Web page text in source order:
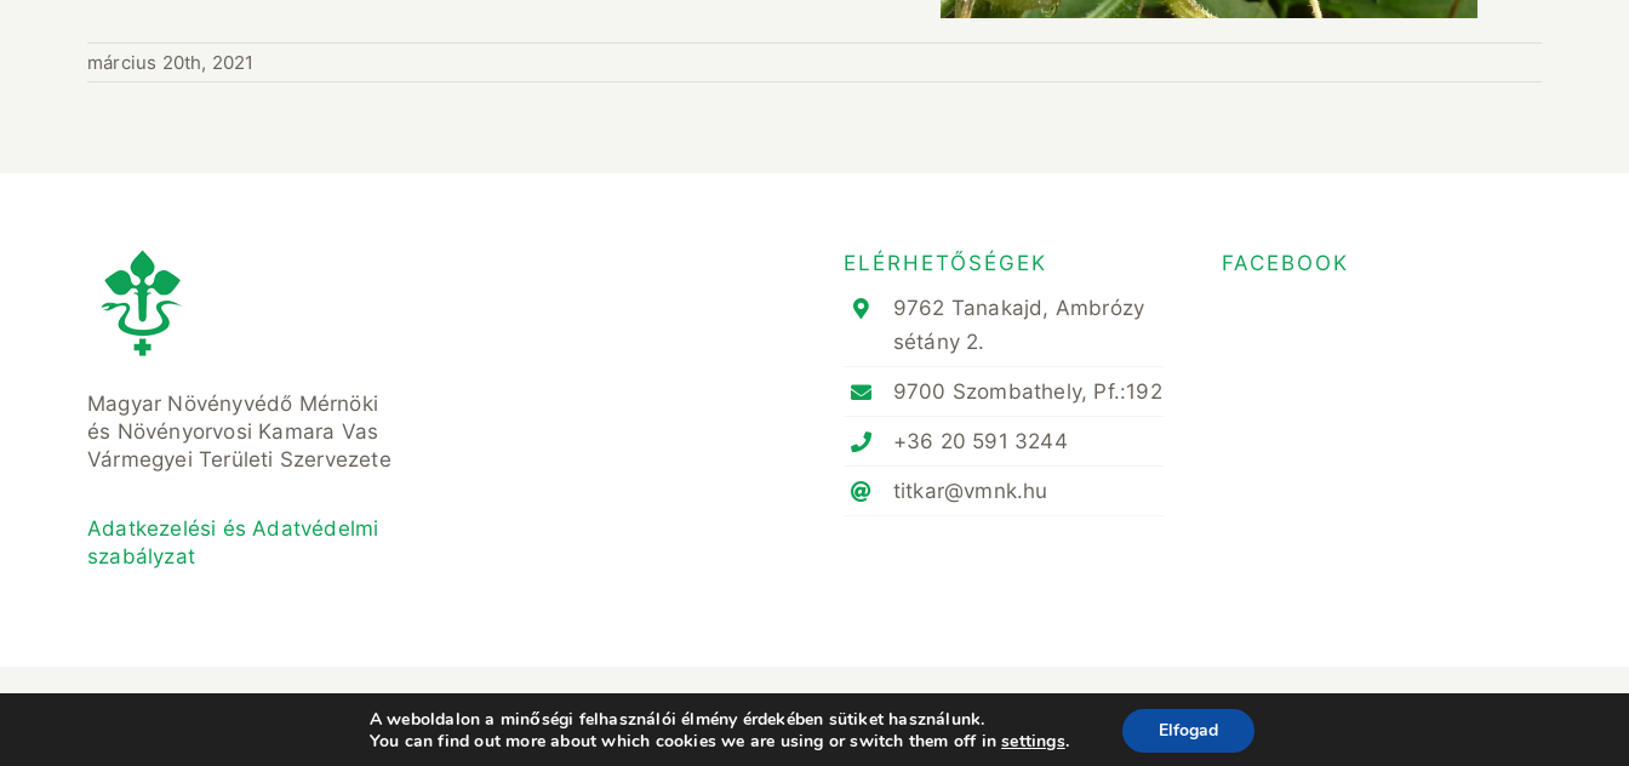
március 20th, 2021
Magyar Növényvédő Mérnöki
és Növényorvosi Kamara Vas
Vármegyei Területi Szervezete
Adatkezelési és Adatvédelmi
szabályzat
ELÉRHETŐSÉGEK
9762 Tanakajd, Ambrózy
sétány 2.
9700 Szombathely, Pf.:192
+36 20 591 3244
titkar@vmnk.hu
FACEBOOK
© Copyright 2021- 2023 • Magyar Növényvédő Mérnöki és Növényorvosi Kamara Vas Megyei Területi Szervezete • All Rights Reserved • Minden jog fenntartva
A weboldalon a minőségi felhasználói élmény érdekében sütiket használunk.
You can find out more about which cookies we are using or switch them off insettings. Elfogad